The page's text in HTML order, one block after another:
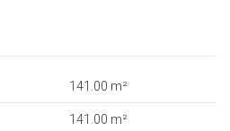
141 .00 m²
141 .00 m²